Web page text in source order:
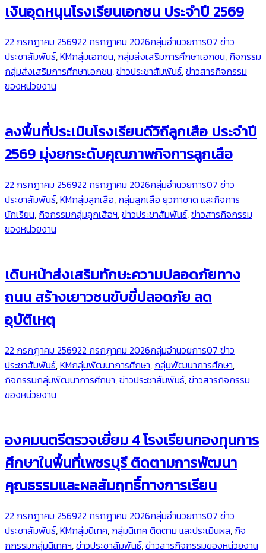
เงินอุดหนุนโรงเรียนเอกชน ประจำปี 2569
22 กรกฎาคม 256922 กรกฎาคม 2026กลุ่มอำนวยการ07 ข่าว
ประชาสัมพันธ์,KMกลุ่มเอกชน, กลุ่มส่งเสริมการศึกษาเอกชน, กิจกรรม
กลุ่มส่งเสริมการศึกษาเอกชน,ข่าวประชาสัมพันธ์,ข่าวสารกิจกรรม
ของหน่วยงาน
ลงพื้นที่ประเมินโรงเรียนดีวิถีลูกเสือ ประจำปี
2569 มุ่งยกระดับคุณภาพกิจการลูกเสือ
22 กรกฎาคม 256922 กรกฎาคม 2026กลุ่มอำนวยการ07 ข่าว
ประชาสัมพันธ์,KMกลุ่มลูกเสือ, กลุ่มลูกเสือ ยุวกาชาด และกิจการ
นักเรียน, กิจกรรมกลุ่มลูกเสือฯ,ข่าวประชาสัมพันธ์,ข่าวสารกิจกรรม
ของหน่วยงาน
เดินหน้าส่งเสริมทักษะความปลอดภัยทาง
ถนน สร้างเยาวชนขับขี่ปลอดภัย ลด
อุบัติเหตุ
22 กรกฎาคม 256922 กรกฎาคม 2026กลุ่มอำนวยการ07 ข่าว
ประชาสัมพันธ์,KMกลุ่มพัฒนาการศึกษา, กลุ่มพัฒนาการศึกษา,
กิจกรรมกลุ่มพัฒนาการศึกษา,ข่าวประชาสัมพันธ์,ข่าวสารกิจกรรม
ของหน่วยงาน
องคมนตรีตรวจเยี่ยม 4 โรงเรียนกองทุนการ
ศึกษาในพื้นที่เพชรบุรี ติดตามการพัฒนา
คุณธรรมและผลสัมฤทธิ์ทางการเรียน
22 กรกฎาคม 256922 กรกฎาคม 2026กลุ่มอำนวยการ07 ข่าว
ประชาสัมพันธ์,KMกลุ่มนิเทศ, กลุ่มนิเทศ ติดตาม และประเมินผล, กิจ
กกรรมกลุ่มนิเทศฯ,ข่าวประชาสัมพันธ์,ข่าวสารกิจกรรมของหน่วยงาน